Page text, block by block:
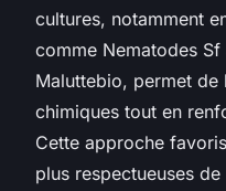
cultures, notamment
comme Nematodes
Maluttebio, permet de
chimiques tout en
Cette approche
plus respectueuses